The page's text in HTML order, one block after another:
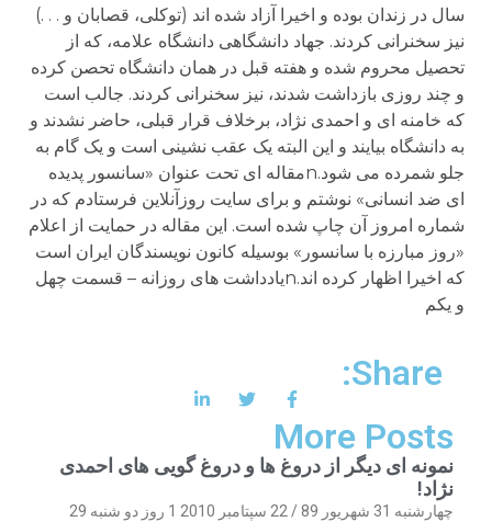
سال در زندان بوده و اخیرا آزاد شده اند (توکلی، قصابان و . . .)
نیز سخنرانی کردند. جهاد دانشگاهی دانشگاه علامه، که از
تحصیل محروم شده و هفته قبل در همان دانشگاه تحصن کرده
و چند روزی بازداشت شدند، نیز سخنرانی کردند. جالب است
که خامنه ای و احمدی نژاد، برخلاف قرار قبلی، حاضر نشدند و
به دانشگاه بیایند و این البته یک عقب نشینی است و یک گام به
جلو شمرده می شود.nمقاله ای تحت عنوان «سانسور پدیده
ای ضد انسانی» نوشتم و برای سایت روزآنلاین فرستادم که در
شماره امروز آن چاپ شده است. این مقاله در حمایت از اعلام
«روز مبارزه با سانسور» بوسیله کانون نویسندگان ایران است
که اخیرا اظهار کرده اند.nیادداشت های روزانه – قسمت چهل
و یکم
Share:
More Posts
نمونه ای دیگر از دروغ ها و دروغ گویی های احمدی
نژاد!
چهارشنبه 31 شهریور 89 / 22 سپتامبر 2010 1 روز دو شنبه 29